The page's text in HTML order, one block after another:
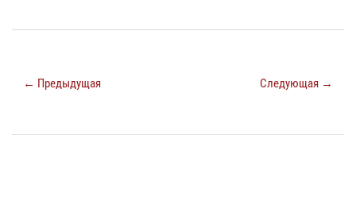
← Предыдущая Следующая →